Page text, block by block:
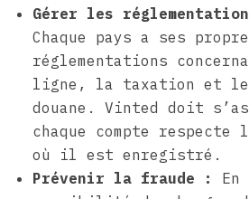
Gérer les
Chaque pays a ses
réglementations
ligne, la taxation et
douane. Vinted doit
chaque compte
où il est enregistré.
Prévenir la fraude :